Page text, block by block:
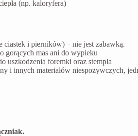
(np. kaloryfera)
i pierników) – nie jest zabawką.
gorących mas ani do wypieku
uszkodzenia foremki oraz stempla
i innych materiałów niespożywczych,